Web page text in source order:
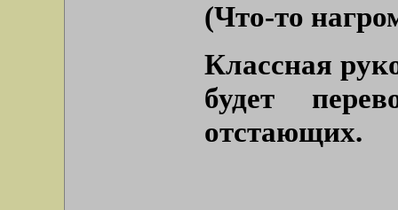
(Что-то
Классная
будет
отстающих.